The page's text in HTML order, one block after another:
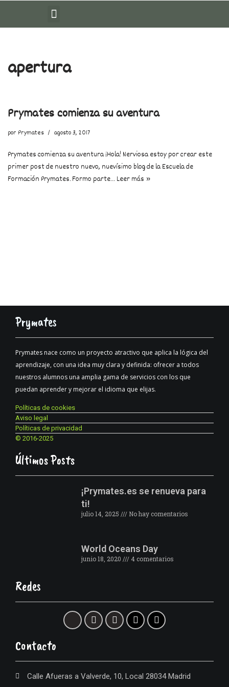
Saltar
apertura
Prymates comienza su aventura
por Prymates agosto 3, 2017
Prymates comienza su aventura ¡Hola! Nerviosa estoy por crear este
primer post de nuestro nuevo, nuevísimo blog de la Escuela de
Formación Prymates. Formo parte…Leer más »
Prymates
Prymates nace como un proyecto atractivo que aplica la lógica del
aprendizaje, con una idea muy clara y definida: ofrecer a todos
nuestros alumnos una amplia gama de servicios con los que
puedan aprender y mejorar el idioma que elijas.
Políticas de cookies
Aviso legal
Políticas de privacidad
© 2016-2025
Últimos Posts
¡Prymates.es se renueva para
ti!
julio 14, 2025 No hay comentarios
World Oceans Day
junio 18, 2020 4 comentarios
Redes
Contacto
Calle Afueras a Valverde, 10, Local 28034 Madrid